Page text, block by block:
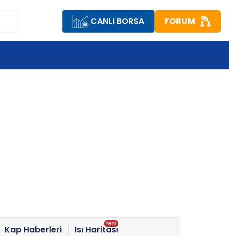
CANLI BORSA FORUM
Kap Haberleri Isı Haritası